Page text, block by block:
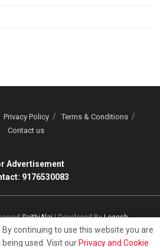
Privacy Policy
Terms & Conditions
Contact us
Advertisement
9176530083
SeithiAlai| Developed ByLogesh
continuing to use this website you are
used. Visit our Privacy and Cookie